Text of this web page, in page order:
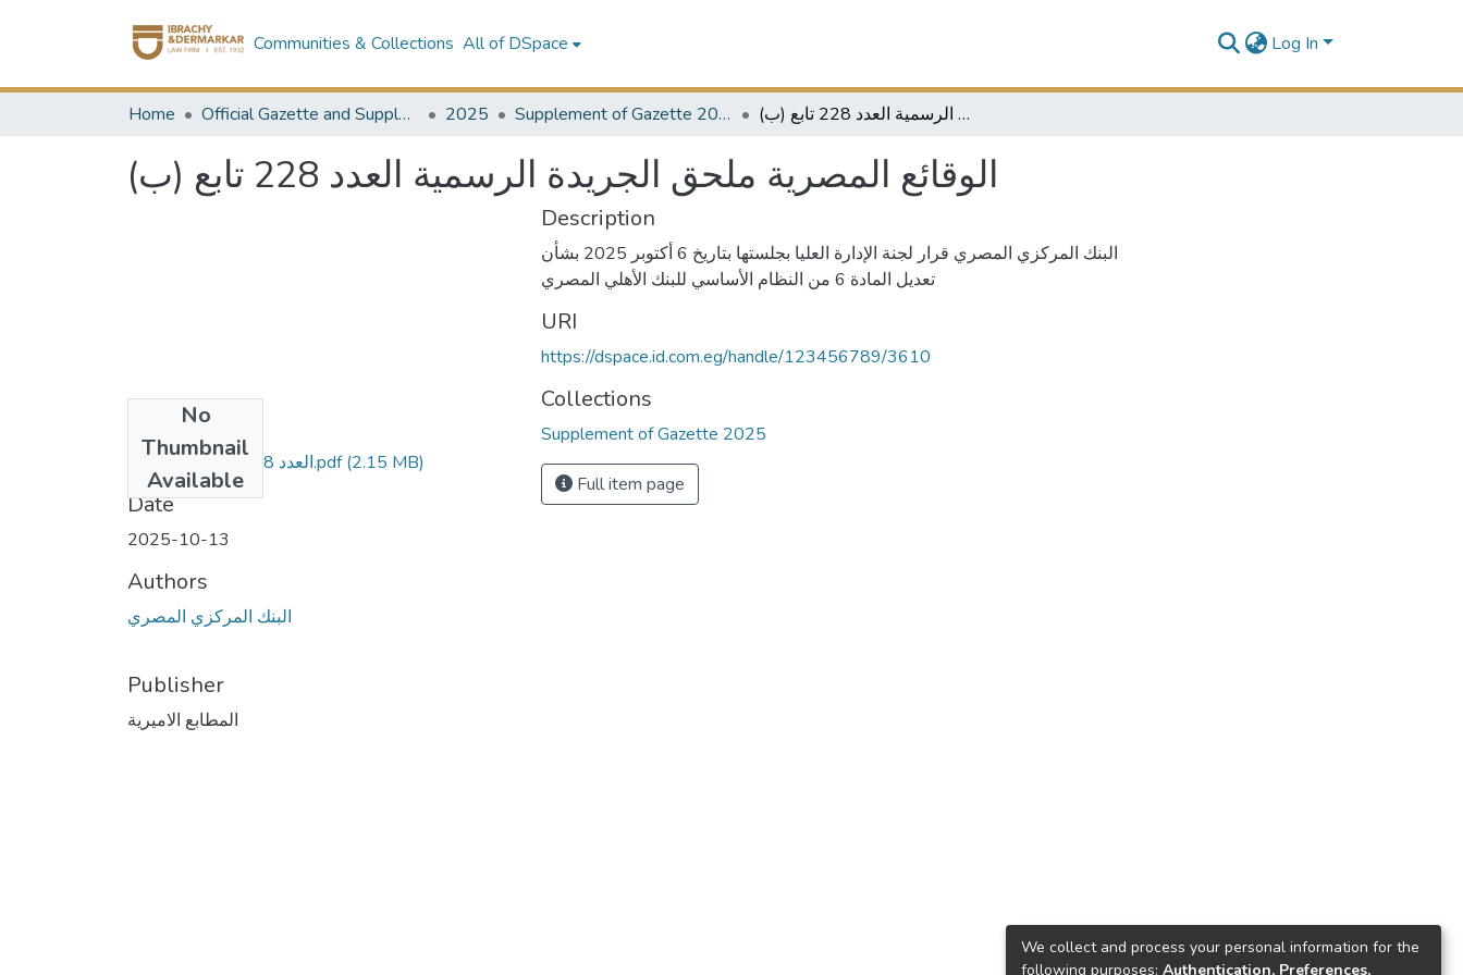
Communities & Collections All of DSpace Log In
Home Official Gazette and Supplement 2025 Supplement of Gazette 2025 الوقائع المصرية ملحق الجريدة الرسمية العدد 228 تابع (ب)
الوقائع المصرية ملحق الجريدة الرسمية العدد 228 تابع (ب)
No
Thumbnail
Available
العدد 228 تابع ب مؤمن.pdf(2.15 MB)
Date
2025-10-13
Authors
البنك المركزي المصري
Publisher
المطابع الاميرية
Description
البنك المركزي المصري قرار لجنة الإدارة العليا بجلستها بتاريخ 6 أكتوبر 2025 بشأن
تعديل المادة 6 من النظام الأساسي للبنك الأهلي المصري
URI
https://dspace.id.com.eg/handle/123456789/3610
Collections
Supplement of Gazette 2025
Full item page
We collect and process your personal information for the
following purposes: Authentication, Preferences,